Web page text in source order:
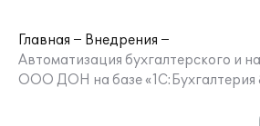
Главная
Внедрения
Автоматизация бухгалтерского и
ООО ДОН на базе «1С:Бухгалтерия